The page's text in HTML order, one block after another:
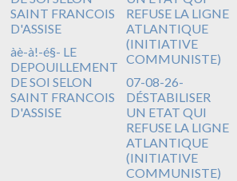
àè-à!-é§- LE
DEPOUILLEMENT
DE SOI SELON
SAINT FRANCOIS
D'ASSISE
07-08-26-
DÉSTABILISER
UN ETAT QUI
REFUSE LA LIGNE
ATLANTIQUE
(INITIATIVE
COMMUNISTE)